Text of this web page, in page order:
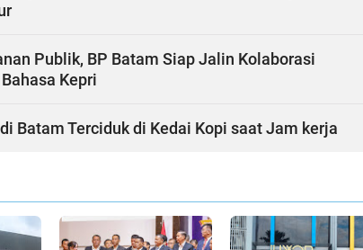
Publik, BP Batam Siap Jalin Kolaborasi
Kepri
Batam Terciduk di Kedai Kopi saat Jam kerja